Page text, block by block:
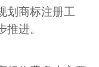
划商标注册工
进。